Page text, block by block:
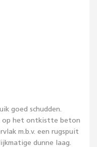
goed schudden.
op het ontkistte beton
m.b.v. een rugspuit
dunne laag.